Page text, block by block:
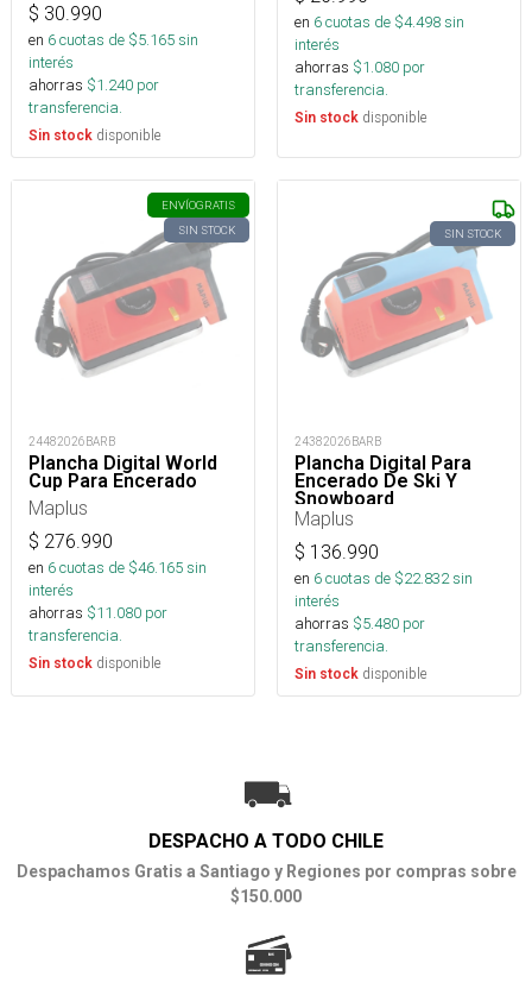
$ 30.990
en 6cuotas de $5.165sin
interés
ahorras $1.240 por
transferencia.
Sin stock disponible
en 6cuotas de $4.498sin
interés
ahorras $1.080 por
transferencia.
Sin stock disponible
ENVÍOGRATIS
SIN STOCK
24482026BARB
Plancha Digital World
Cup Para Encerado
Maplus
$ 276.990
en 6cuotas de $46.165sin
interés
ahorras $11.080 por
transferencia.
Sin stock disponible
SIN STOCK
24382026BARB
Plancha Digital Para
Encerado De Ski Y
Snowboard
Maplus
$ 136.990
en 6cuotas de $22.832sin
interés
ahorras $5.480 por
transferencia.
Sin stock disponible
DESPACHO A TODO CHILE
Despachamos Gratis a Santiago y Regiones por compras sobre
$150.000